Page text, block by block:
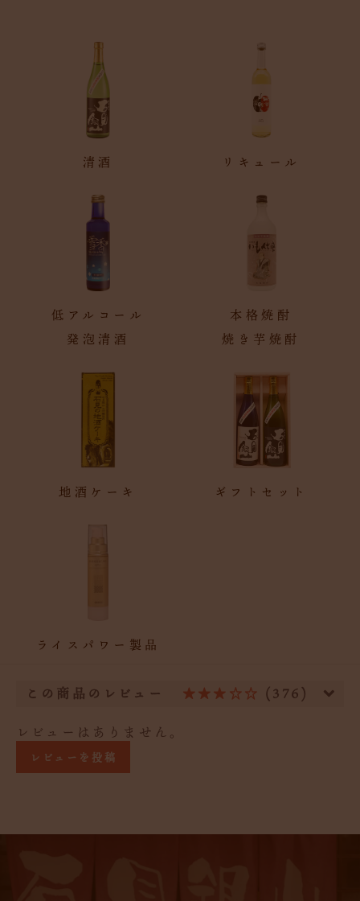
清酒 リキュール
低アルコール
発泡清酒
本格焼酎
焼き芋焼酎
地酒ケーキ ギフトセット
ライスパワー製品
この商品のレビュー ★★★☆☆ (376)
レビューはありません。
レビューを投稿